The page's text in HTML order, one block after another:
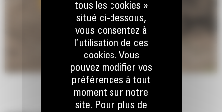
tous les cookies »
situé ci-dessous,
vous consentez à
l’utilisation de ces
cookies. Vous
pouvez modifier vos
préférences à tout
moment sur notre
site. Pour plus de